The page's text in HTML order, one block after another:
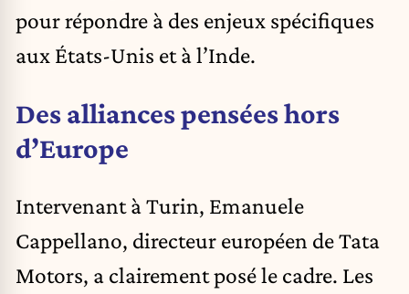
pour répondre à des enjeux spécifiques
aux États-Unis et à l’Inde.
Des alliances pensées hors
d’Europe
Intervenant à Turin, Emanuele
Cappellano, directeur européen de Tata
Motors, a clairement posé le cadre. Les